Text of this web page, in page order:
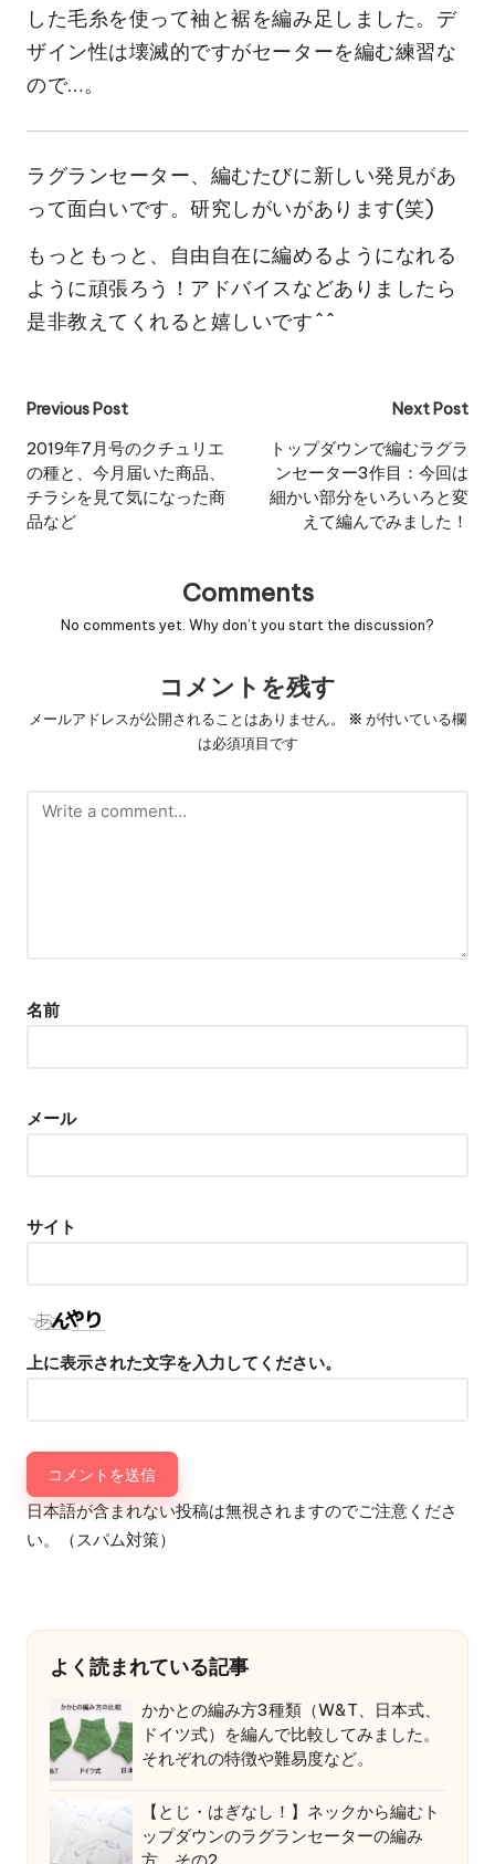
した毛糸を使って袖と裾を編み足しました。デ
ザイン性は壊滅的ですがセーターを編む練習な
ので…。
ラグランセーター、編むたびに新しい発見があ
って面白いです。研究しがいがあります(笑)
もっともっと、自由自在に編めるようになれる
ように頑張ろう！アドバイスなどありましたら
是非教えてくれると嬉しいです^^
Post
navigation
Previous Post
2019年7月号のクチュリエ
の種と、今月届いた商品、
チラシを見て気になった商
品など
Next Post
トップダウンで編むラグラ
ンセーター3作目：今回は
細かい部分をいろいろと変
えて編んでみました！
Comments
No comments yet. Why don’t you start the discussion?
コメントを残す
メールアドレスが公開されることはありません。 ※ が付いている欄
は必須項目です
名前
メール
サイト
上に表示された文字を入力してください。
日本語が含まれない投稿は無視されますのでご注意くださ
い。（スパム対策）
よく読まれている記事
かかとの編み方3種類（W&T、日本式、
ドイツ式）を編んで比較してみました。
それぞれの特徴や難易度など。
【とじ・はぎなし！】ネックから編むト
ップダウンのラグランセーターの編み